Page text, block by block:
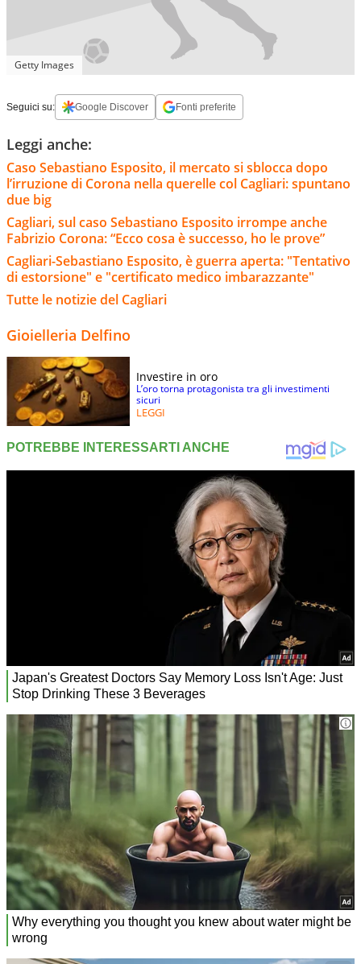
Getty Images
Seguici su: Google Discover Fonti preferite
Leggi anche:
Caso Sebastiano Esposito, il mercato si sblocca dopo
l’irruzione di Corona nella querelle col Cagliari: spuntano
due big
Cagliari, sul caso Sebastiano Esposito irrompe anche
Fabrizio Corona: “Ecco cosa è successo, ho le prove”
Cagliari-Sebastiano Esposito, è guerra aperta: "Tentativo
di estorsione" e "certificato medico imbarazzante"
Tutte le notizie del Cagliari
Gioielleria Delfino
Investire in oro
L’oro torna protagonista tra gli investimenti
sicuri
LEGGI